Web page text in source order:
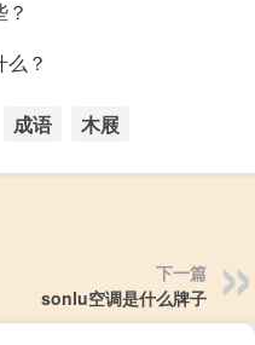
？
成语 木屐
下一篇
sonlu空调是什么牌子